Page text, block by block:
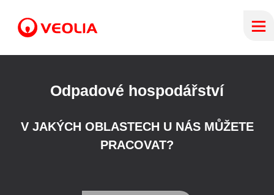
Odpadové hospodářství
V JAKÝCH OBLASTECH U NÁS MŮŽETE
PRACOVAT?